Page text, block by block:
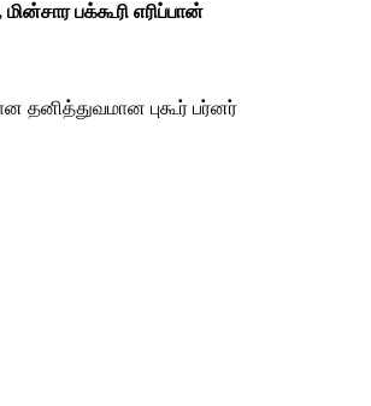
பக்கூரி எரிப்பான்
தனித்துவமான புகூர் பர்னர்